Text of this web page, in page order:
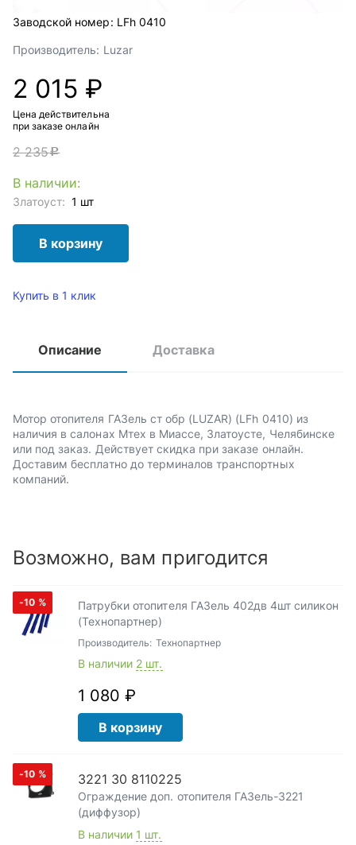
Заводской номер: LFh 0410
Производитель: Luzar
2 015 ₽
Цена действительна
при заказе онлайн
2 235c
В наличии:
Златоуст: 1 шт
В корзину
Купить в 1 клик
Описание Доставка
Мотор отопителя ГАЗель ст обр (LUZAR) (LFh 0410) из
наличия в салонах Мтех в Миассе, Златоусте, Челябинске
или под заказ. Действует скидка при заказе онлайн.
Доставим бесплатно до терминалов транспортных
компаний.
Возможно, вам пригодится
-10 %
Патрубки отопителя ГАЗель 402дв 4шт силикон
(Технопартнер)
Производитель: Технопартнер
В наличии 2 шт.
1 080 ₽
В корзину
-10 % 3221 30 8110225
Ограждение доп. отопителя ГАЗель-3221
(диффузор)
В наличии 1 шт.